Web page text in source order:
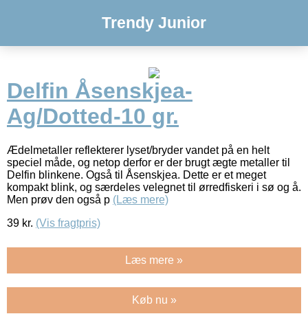
Trendy Junior
Delfin Åsenskjea-
Ag/Dotted-10 gr.
Ædelmetaller reflekterer lyset/bryder vandet på en helt
speciel måde, og netop derfor er der brugt ægte metaller til
Delfin blinkene. Også til Åsenskjea. Dette er et meget
kompakt blink, og særdeles velegnet til ørredfiskeri i sø og å.
Men prøv den også p (Læs mere)
39 kr. (Vis fragtpris)
Læs mere »
Køb nu »